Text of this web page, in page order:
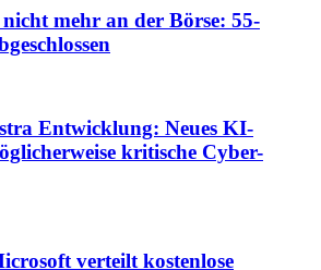
mehr an der Börse: 55-
Entwicklung: Neues KI-
kritische Cyber-
verteilt kostenlose